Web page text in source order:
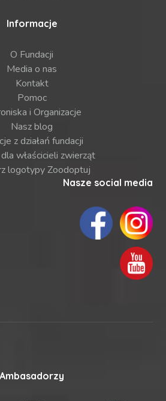
Informacje
O Fundacji
Media o nas
Kontakt
Pomoc
i Organizacje
Nasz blog
z działań fundacji
właścicieli zwierząt
logotypy Zoodoptuj
Nasze social media
Ambasadorzy